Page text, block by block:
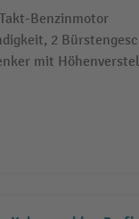
Benzinmotor
2
mit